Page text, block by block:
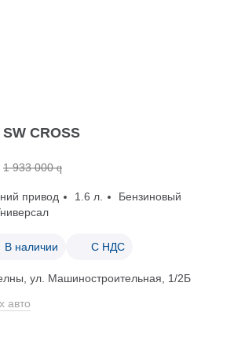
CROSS
1 933 000 q
привод 1.6 л.
Бензиновый
В наличии С НДС
ул. Машиностроительная, 1/2Б
авто